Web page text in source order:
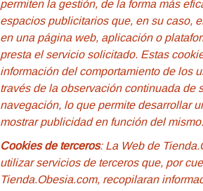
permiten la gestión, de la forma más
espacios publicitarios que, en su caso,
en una página web, aplicación o
presta el servicio solicitado. Estas
información del comportamiento de los
través de la observación continuada de
navegación, lo que permite desarrollar
mostrar publicidad en función del mismo.
Cookies de terceros: La Web de
utilizar servicios de terceros que, por
Tienda.Obesia.com, recopilaran